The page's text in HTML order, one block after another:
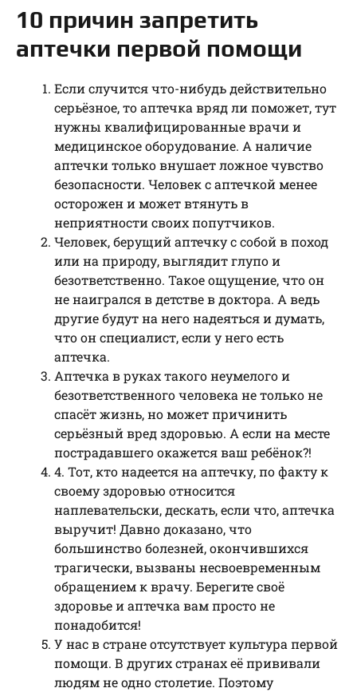
10 причин запретить
аптечки первой помощи
Если случится что-нибудь действительно
серьёзное, то аптечка вряд ли поможет, тут
нужны квалифицированные врачи и
медицинское оборудование. А наличие
аптечки только внушает ложное чувство
безопасности. Человек с аптечкой менее
осторожен и может втянуть в
неприятности своих попутчиков.
Человек, берущий аптечку с собой в поход
или на природу, выглядит глупо и
безответственно. Такое ощущение, что он
не наигрался в детстве в доктора. А ведь
другие будут на него надеяться и думать,
что он специалист, если у него есть
аптечка.
Аптечка в руках такого неумелого и
безответственного человека не только не
спасёт жизнь, но может причинить
серьёзный вред здоровью. А если на месте
пострадавшего окажется ваш ребёнок?!
4. Тот, кто надеется на аптечку, по факту к
своему здоровью относится
наплевательски, дескать, если что, аптечка
выручит! Давно доказано, что
большинство болезней, окончившихся
трагически, вызваны несвоевременным
обращением к врачу. Берегите своё
здоровье и аптечка вам просто не
понадобится!
У нас в стране отсутствует культура первой
помощи. В других странах её прививали
людям не одно столетие. Поэтому